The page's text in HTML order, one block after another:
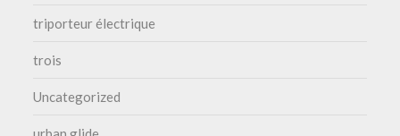
triporteur électrique
trois
Uncategorized